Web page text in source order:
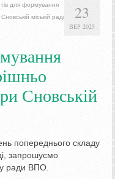
23
ВЕР 2025
для формування
міській раді
Сновській
попереднього складу
запрошуємо
ради ВПО.